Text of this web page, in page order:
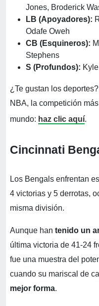
Jones, Broderick
LB (Apoyadores):
Odafe Oweh
CB (Esquineros):
Stephens
S (Profundos):
¿Te gustan los
NBA, la competición
mundo: haz clic aquí.
Cincinnati
Los Bengals enfrentan
4 victorias y 5 derrotas,
misma división.
Aunque han tenido un
última victoria de 41-24
fue una muestra del
cuando su mariscal de
mejor forma.